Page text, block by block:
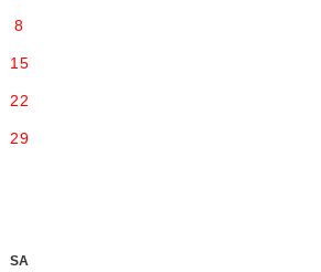
8
15
22
29
SA